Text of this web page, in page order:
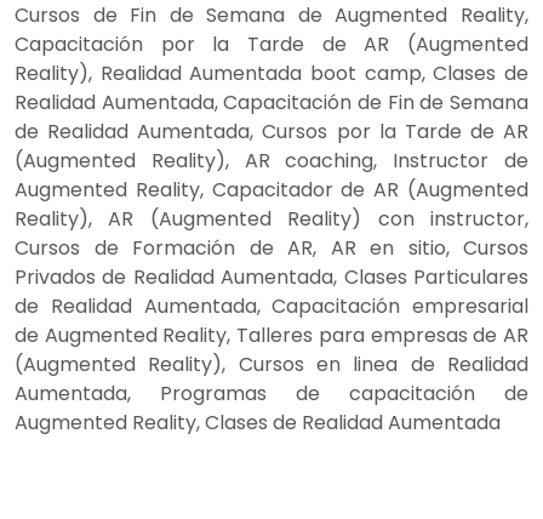
Cursos de Fin de Semana de Augmented Reality,
Capacitación por la Tarde de AR (Augmented
Reality), Realidad Aumentada boot camp, Clases de
Realidad Aumentada, Capacitación de Fin de Semana
de Realidad Aumentada, Cursos por la Tarde de AR
(Augmented Reality), AR coaching, Instructor de
Augmented Reality, Capacitador de AR (Augmented
Reality), AR (Augmented Reality) con instructor,
Cursos de Formación de AR, AR en sitio, Cursos
Privados de Realidad Aumentada, Clases Particulares
de Realidad Aumentada, Capacitación empresarial
de Augmented Reality, Talleres para empresas de AR
(Augmented Reality), Cursos en linea de Realidad
Aumentada, Programas de capacitación de
Augmented Reality, Clases de Realidad Aumentada